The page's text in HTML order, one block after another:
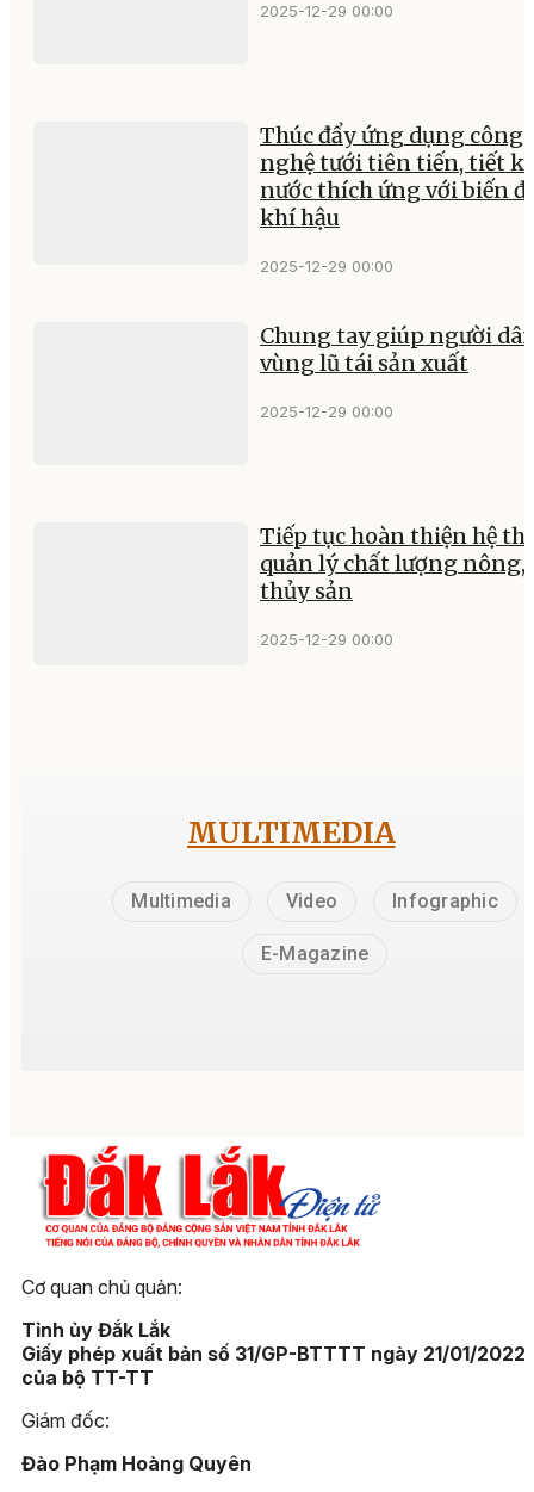
2025-12-29 00:00
Thúc đẩy ứng dụng công
nghệ tưới tiên tiến, tiết
nước thích ứng với biến
khí hậu
2025-12-29 00:00
Chung tay giúp người
vùng lũ tái sản xuất
2025-12-29 00:00
Tiếp tục hoàn thiện hệ
quản lý chất lượng nông,
thủy sản
2025-12-29 00:00
MULTIMEDIA
Multimedia Video Infographic
E-Magazine
Cơ quan chủ quản:
Tỉnh ủy Đắk Lắk
Giấy phép xuất bản số 31/GP-BTTTT ngày 21/01/2022
của bộ TT-TT
Giám đốc:
Đào Phạm Hoàng Quyên